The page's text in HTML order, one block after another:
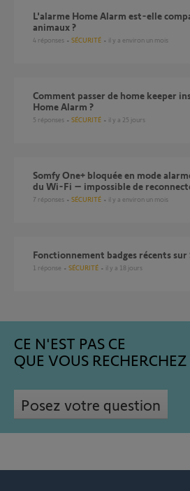
L'alarme Home Alarm est-elle compatible avec les petits
animaux ?
4 réponses SÉCURITÉ il y a environ un mois
Comment passer de home keeper installée par un pro à
Home Alarm ?
5 réponses SÉCURITÉ il y a 25 jours
Somfy One+ bloquée en mode alarme activée après perte
du Wi-Fi – impossible de
7 réponses SÉCURITÉ il y a environ un mois
Fonctionnement badges récents sur
1 réponse SÉCURITÉ il y a 18 jours
CE N'EST PAS CE
QUE VOUS RECHERCHEZ
Posez votre question